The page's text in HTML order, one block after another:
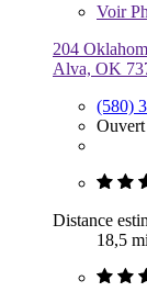
Voir
204
Alva, OK
(580)
Distance
18,5